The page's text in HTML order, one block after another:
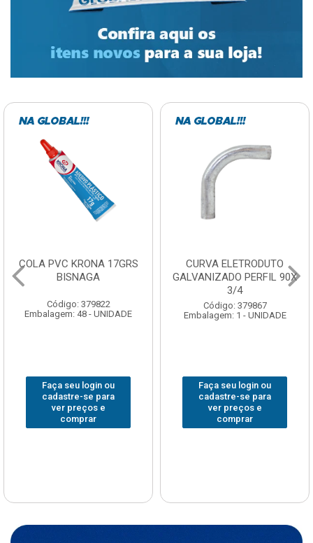
COLA PVC KRONA 17GRS
BISNAGA
Código: 379822
Embalagem: 48 - UNIDADE
Faça seu login ou
cadastre-se para
ver preços e
comprar
CURVA ELETRODUTO
GALVANIZADO PERFIL 90X
3/4
Código: 379867
Embalagem: 1 - UNIDADE
Faça seu login ou
cadastre-se para
ver preços e
comprar